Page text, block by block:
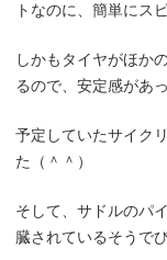
トなのに、簡単にス
しかもタイヤがほか
るので、安定感があ
予定していたサイク
た（＾＾）
そして、サドルのパ
臓されているそうで